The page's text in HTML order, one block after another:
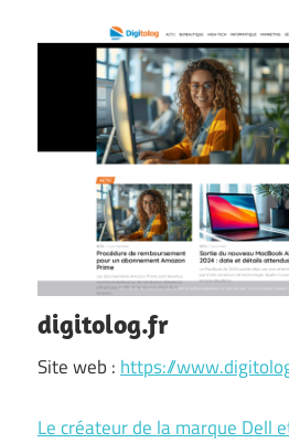
digitolog.fr
Site web : https://
Le créateur de la marque Dell